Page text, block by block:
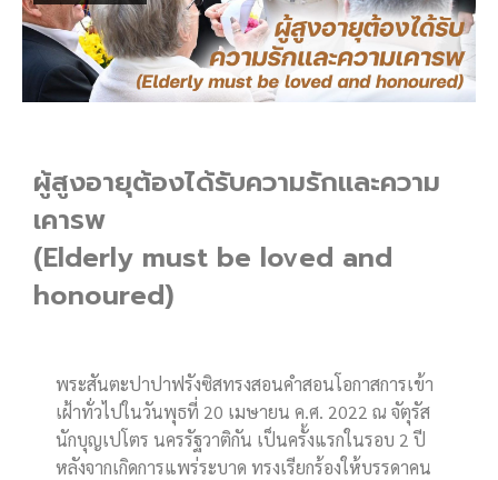
ผู้สูงอายุต้องได้รับความรักและความ
เคารพ
(Elderly must be loved and
honoured)
พระสันตะปาปาฟรังซิสทรงสอนคำสอนโอกาสการเข้า
เฝ้าทั่วไปในวันพุธที่ 20 เมษายน ค.ศ. 2022 ณ จัตุรัส
นักบุญเปโตร นครรัฐวาติกัน เป็นครั้งแรกในรอบ 2 ปี
หลังจากเกิดการแพร่ระบาด ทรงเรียกร้องให้บรรดาคน